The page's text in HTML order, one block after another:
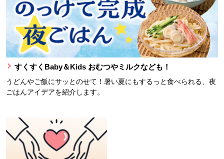
すくすくBaby＆Kids おむつやミルクなども！
うどんやご飯にサッとのせて！暑い夏にもするっと食べられる、夜
ごはんアイデアを紹介します。